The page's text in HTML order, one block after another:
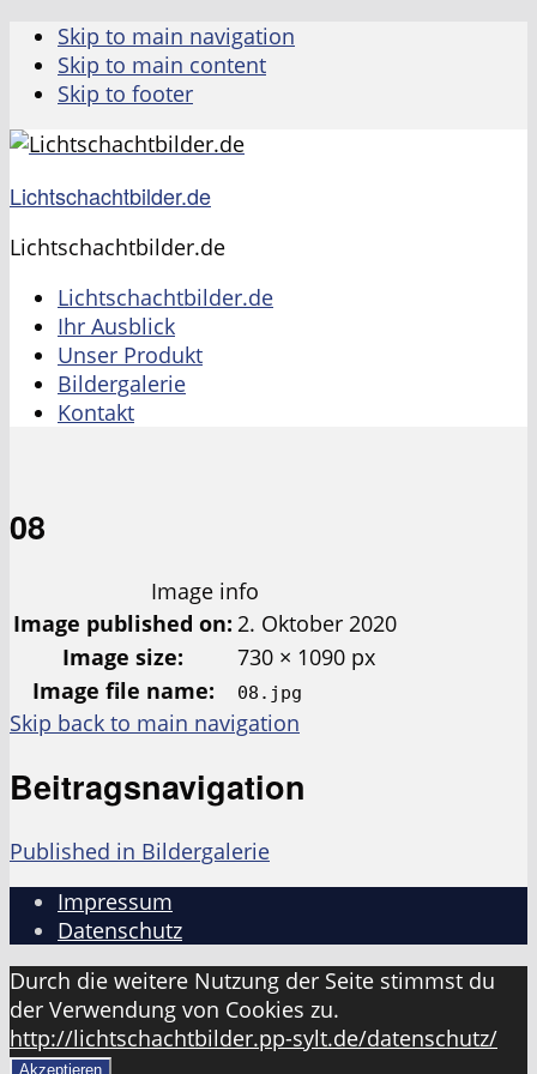
Skip to main navigation
Skip to main content
Skip to footer
Lichtschachtbilder.de
Lichtschachtbilder.de
Lichtschachtbilder.de
Ihr Ausblick
Unser Produkt
Bildergalerie
Kontakt
08
Image info
Image published on: 2. Oktober 2020
Image size:
730 × 1090 px
Image file name:
08.jpg
Skip back to main navigation
Beitragsnavigation
Published in Bildergalerie
Impressum
Datenschutz
Durch die weitere Nutzung der Seite stimmst du
der Verwendung von Cookies zu.
http://lichtschachtbilder.pp-sylt.de/datenschutz/
Akzeptieren